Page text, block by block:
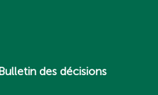
des décisions